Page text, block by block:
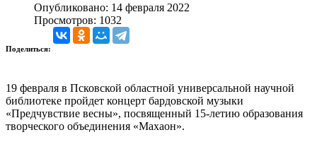
Опубликовано: 14 февраля 2022
Просмотров: 1032
Поделиться:
19 февраля в Псковской областной универсальной научной
библиотеке пройдет концерт бардовской музыки
«Предчувствие весны», посвященный 15-летию образования
творческого объединения «Махаон».